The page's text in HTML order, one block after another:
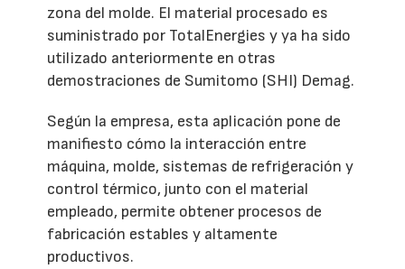
zona del molde. El material procesado es
suministrado por TotalEnergies y ya ha sido
utilizado anteriormente en otras
demostraciones de Sumitomo (SHI) Demag.
Según la empresa, esta aplicación pone de
manifiesto cómo la interacción entre
máquina, molde, sistemas de refrigeración y
control térmico, junto con el material
empleado, permite obtener procesos de
fabricación estables y altamente
productivos.